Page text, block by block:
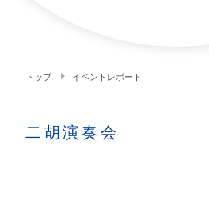
トップ イベントレポート
二胡演奏会